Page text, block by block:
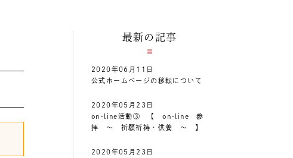
最新の記事
2020年06月11日
公式ホームページの移転について
2020年05月23日
on-line活動③ 【 on-line 参
拝 ～ 祈願祈祷・供養 ～ 】
2020年05月23日